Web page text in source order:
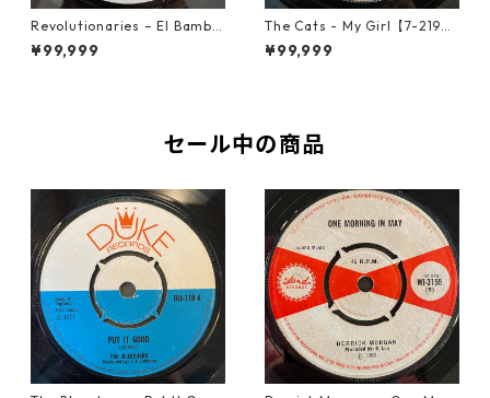
Revolutionaries – El Bamba
【7-21855】
¥99,999
The Cats - My Girl【7-2190
6】
¥99,999
セール中の商品